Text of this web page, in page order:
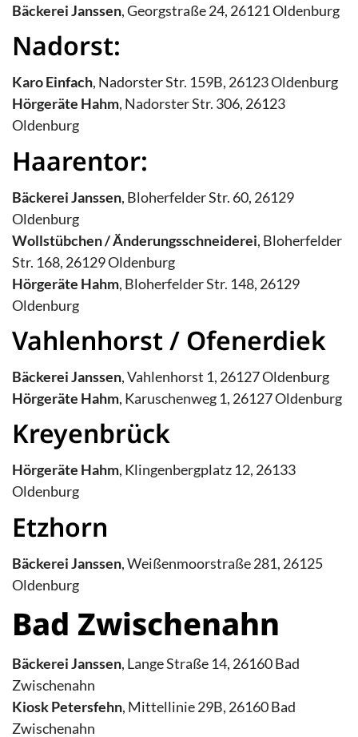
Bäckerei Janssen, Georgstraße 24, 26121 Oldenburg
Nadorst:
Karo Einfach, Nadorster Str. 159B, 26123 Oldenburg
Hörgeräte Hahm, Nadorster Str. 306, 26123
Oldenburg
Haarentor:
Bäckerei Janssen, Bloherfelder Str. 60, 26129
Oldenburg
Wollstübchen / Änderungsschneiderei, Bloherfelder
Str. 168, 26129 Oldenburg
Hörgeräte Hahm, Bloherfelder Str. 148, 26129
Oldenburg
Vahlenhorst / Ofenerdiek
Bäckerei Janssen, Vahlenhorst 1, 26127 Oldenburg
Hörgeräte Hahm, Karuschenweg 1, 26127 Oldenburg
Kreyenbrück
Hörgeräte Hahm, Klingenbergplatz 12, 26133
Oldenburg
Etzhorn
Bäckerei Janssen, Weißenmoorstraße 281, 26125
Oldenburg
Bad Zwischenahn
Bäckerei Janssen, Lange Straße 14, 26160 Bad
Zwischenahn
Kiosk Petersfehn, Mittellinie 29B, 26160 Bad
Zwischenahn